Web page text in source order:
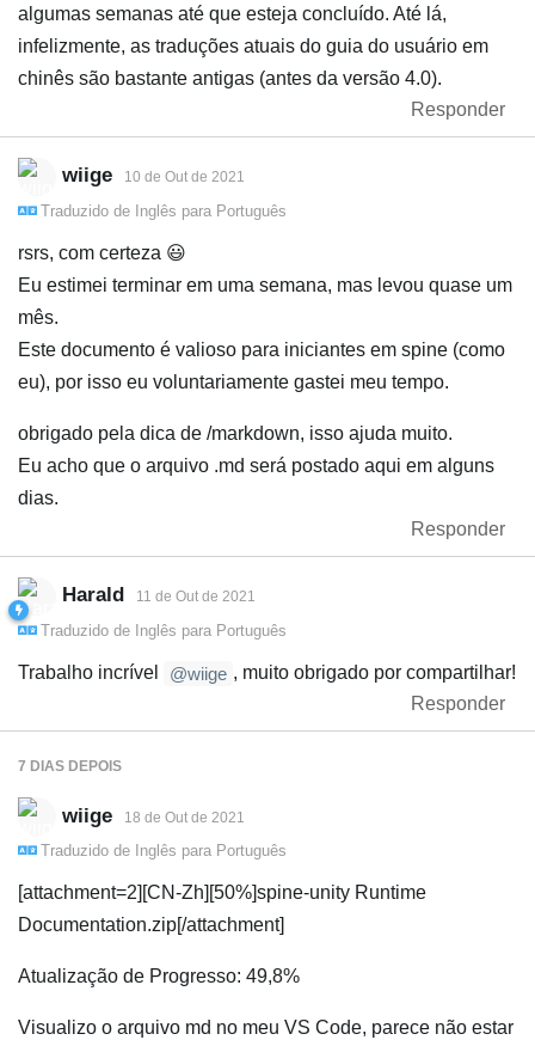
algumas semanas até que esteja concluído. Até lá,
infelizmente, as traduções atuais do guia do usuário em
chinês são bastante antigas (antes da versão 4.0).
Responder
wiige 10 de Out de 2021
Traduzido de Inglês para Português
rsrs, com certeza 😃
Eu estimei terminar em uma semana, mas levou quase um
mês.
Este documento é valioso para iniciantes em spine (como
eu), por isso eu voluntariamente gastei meu tempo.
obrigado pela dica de /markdown, isso ajuda muito.
Eu acho que o arquivo .md será postado aqui em alguns
dias.
Responder
Harald 11 de Out de 2021
Traduzido de Inglês para Português
Trabalho incrível @wiige , muito obrigado por compartilhar!
Responder
7 DIAS DEPOIS
wiige 18 de Out de 2021
Traduzido de Inglês para Português
[attachment=2][CN-Zh][50%]spine-unity Runtime
Documentation.zip[/attachment]
Atualização de Progresso: 49,8%
Visualizo o arquivo md no meu VS Code, parece não estar